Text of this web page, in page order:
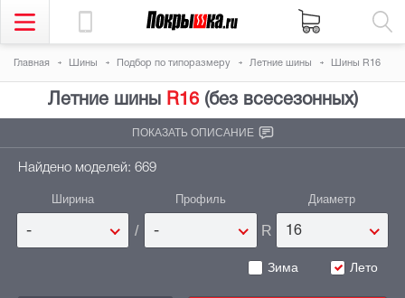
Главная Шины Подбор по типоразмеру Летние шины Шины R16
Летние шины R16(без всесезонных)
ПОКАЗАТЬ ОПИСАНИЕ
Найдено моделей: 669
Ширина
- /
Профиль
- R
Диаметр
16
Зима Лето